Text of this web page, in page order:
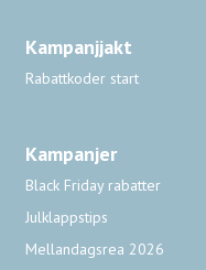
Kampanjjakt
Rabattkoder start
Kampanjer
Black Friday rabatter
Julklappstips
Mellandagsrea 2026